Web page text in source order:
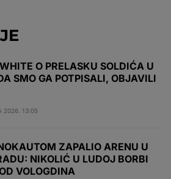
O PRELASKU SOLDIĆA U
SMO GA POTPISALI, OBJAVILI
2026. 13:05
ZAPALIO ARENU U
NIKOLIĆ U LUDOJ BORBI
VOLOGDINA